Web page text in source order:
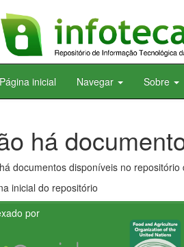
Página inicial Navegar Sobre
há
documentos disponíveis no
inicial do repositório
por